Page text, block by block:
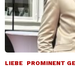
LIEBE PROMINENT